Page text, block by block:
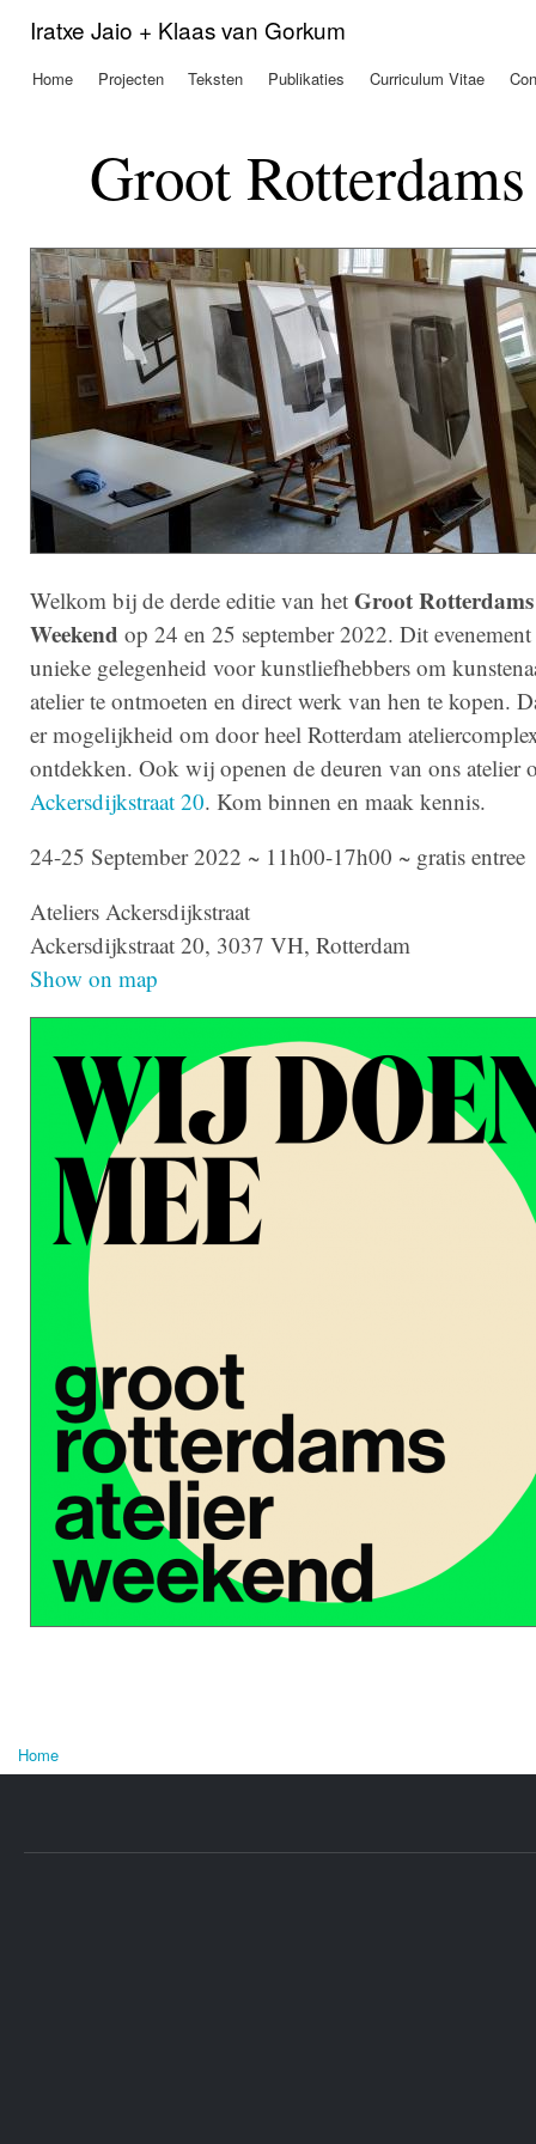
Iratxe Jaio + Klaas van Gorkum
Hoofdmenu
Home Projecten Teksten Publikaties Curriculum Vitae
Groot
Welkom bij de derde editie van het Groot
Weekend op 24 en 25 september 2022. Dit
unieke gelegenheid voor kunstliefhebbers om
atelier te ontmoeten en direct werk van hen te kopen.
er mogelijkheid om door heel Rotterdam
ontdekken. Ook wij openen de deuren van ons atelier
Ackersdijkstraat 20. Kom binnen en maak kennis.
24-25 September 2022 ~ 11h00-17h00 ~ gratis entree
Ateliers Ackersdijkstraat
Ackersdijkstraat 20, 3037 VH, Rotterdam
Show on map
U bent hier
Home